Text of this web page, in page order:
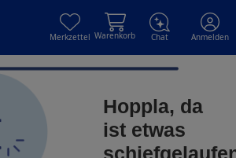
Merkzettel Warenkorb Chat Anmelden
Hoppla, da
ist etwas